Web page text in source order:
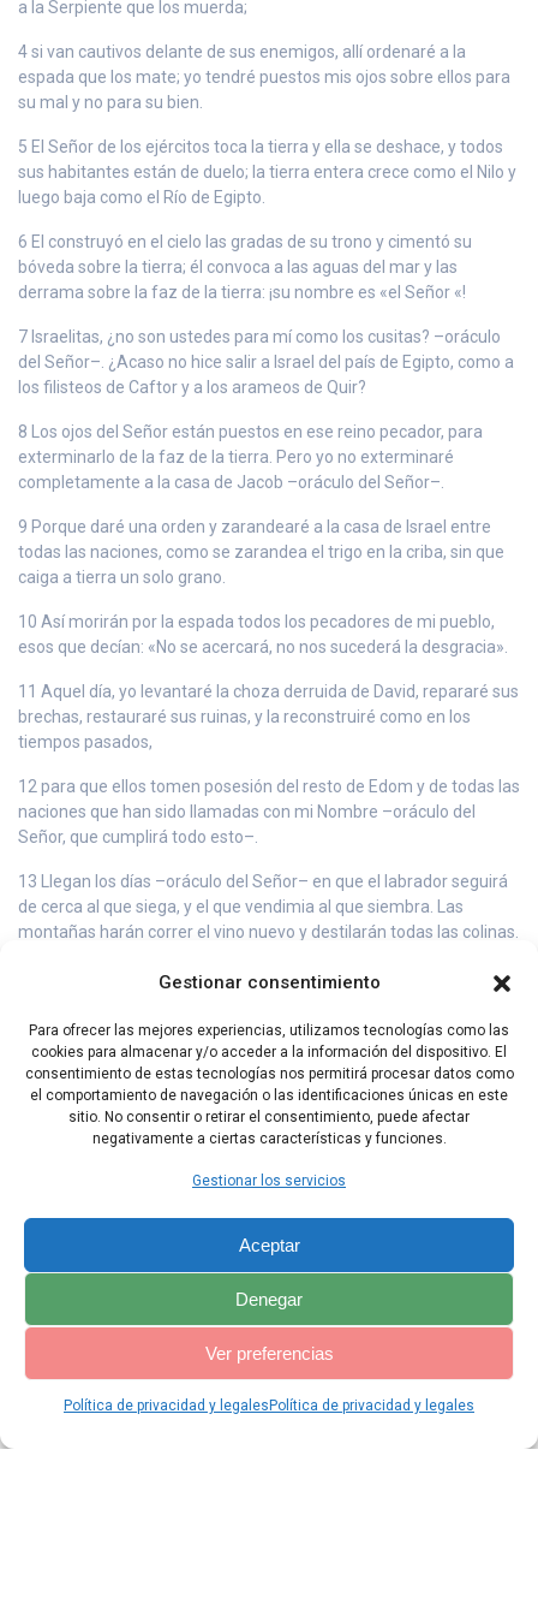
Gestionar consentimiento
Para ofrecer las mejores experiencias, utilizamos tecnologías como las
cookies para almacenar y/o acceder a la información del dispositivo. El
consentimiento de estas tecnologías nos permitirá procesar datos como
el comportamiento de navegación o las identificaciones únicas en este
sitio. No consentir o retirar el consentimiento, puede afectar
negativamente a ciertas características y funciones.
Gestionar los servicios
Aceptar
Denegar
Ver preferencias
Política de privacidad y legales Política de privacidad y legales
a la Serpiente que los muerda;
4 si van cautivos delante de sus enemigos, allí ordenaré a la
espada que los mate; yo tendré puestos mis ojos sobre ellos para
su mal y no para su bien.
5 El Señor de los ejércitos toca la tierra y ella se deshace, y todos
sus habitantes están de duelo; la tierra entera crece como el Nilo y
luego baja como el Río de Egipto.
6 El construyó en el cielo las gradas de su trono y cimentó su
bóveda sobre la tierra; él convoca a las aguas del mar y las
derrama sobre la faz de la tierra: ¡su nombre es «el Señor «!
7 Israelitas, ¿no son ustedes para mí como los cusitas? –oráculo
del Señor–. ¿Acaso no hice salir a Israel del país de Egipto, como a
los filisteos de Caftor y a los arameos de Quir?
8 Los ojos del Señor están puestos en ese reino pecador, para
exterminarlo de la faz de la tierra. Pero yo no exterminaré
completamente a la casa de Jacob –oráculo del Señor–.
9 Porque daré una orden y zarandearé a la casa de Israel entre
todas las naciones, como se zarandea el trigo en la criba, sin que
caiga a tierra un solo grano.
10 Así morirán por la espada todos los pecadores de mi pueblo,
esos que decían: «No se acercará, no nos sucederá la desgracia».
11 Aquel día, yo levantaré la choza derruida de David, repararé sus
brechas, restauraré sus ruinas, y la reconstruiré como en los
tiempos pasados,
12 para que ellos tomen posesión del resto de Edom y de todas las
naciones que han sido llamadas con mi Nombre –oráculo del
Señor, que cumplirá todo esto–.
13 Llegan los días –oráculo del Señor– en que el labrador seguirá
de cerca al que siega, y el que vendimia al que siembra. Las
montañas harán correr el vino nuevo y destilarán todas las colinas.
14 Yo cambiaré la suerte de mi pueblo Israel; ellos reconstruirán
beberán su vino, cultivarán huertas y comerán sus frutos.
15 Los plantaré en su propio suelo, y nunca más serán arrancados
del suelo que yo les di, dice el Señor, tu Dios.
Capítulo Anterior Índice Amos